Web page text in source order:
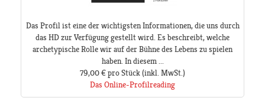
Das Profil ist eine der wichtigsten Informationen, die uns durch
das HD zur Verfügung gestellt wird. Es beschreibt, welche
archetypische Rolle wir auf der Bühne des Lebens zu spielen
haben. In diesem ...
79,00 €pro Stück(inkl. MwSt.)
Das Online-Profilreading